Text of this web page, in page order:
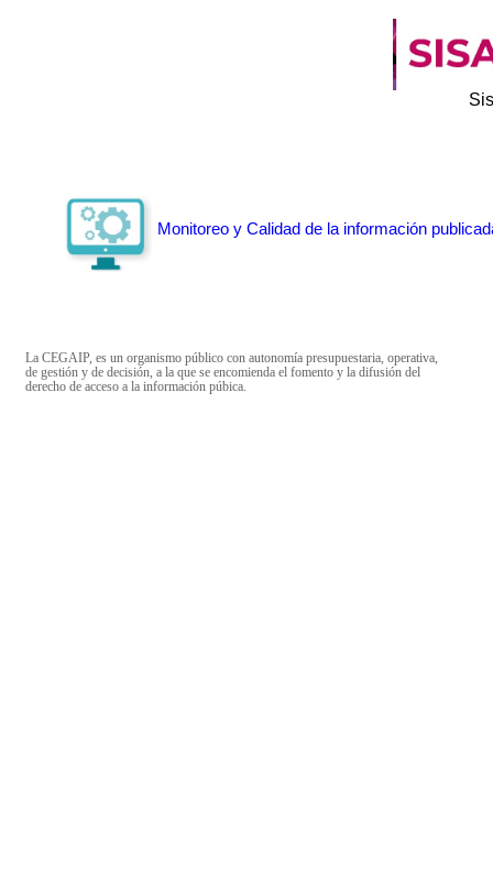
Monitoreo y Calidad de la información
La CEGAIP, es un organismo público con autonomía presupuestaria, operativa,
de gestión y de decisión, a la que se encomienda el fomento y la difusión del
derecho de acceso a la información púbica.